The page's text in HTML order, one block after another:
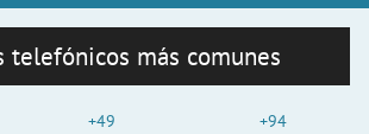
telefónicos más comunes
+49
+94